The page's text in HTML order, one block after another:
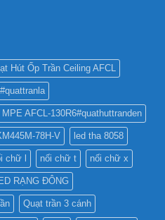
Hút Ốp Trần Ceiling AFCL
#quattranla
AFCL-130R6#quathuttranden
78H-V led tha 8058
chữ l nối chữ t nối chữ x
RẠNG ĐÔNG
Quạt trần 3 cánh